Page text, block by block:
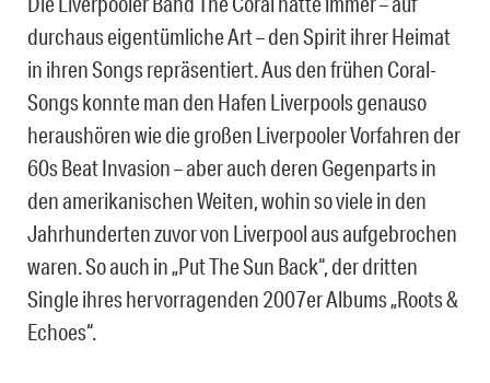
durchaus eigentümliche Art – den Spirit ihrer Heimat
in ihren Songs repräsentiert. Aus den frühen Coral-
Songs konnte man den Hafen Liverpools genauso
heraushören wie die großen Liverpooler Vorfahren der
60s Beat Invasion – aber auch deren Gegenparts in
den amerikanischen Weiten, wohin so viele in den
Jahrhunderten zuvor von Liverpool aus aufgebrochen
waren. So auch in „Put The Sun Back“, der dritten
Single ihres hervorragenden 2007er Albums „Roots &
Echoes“.